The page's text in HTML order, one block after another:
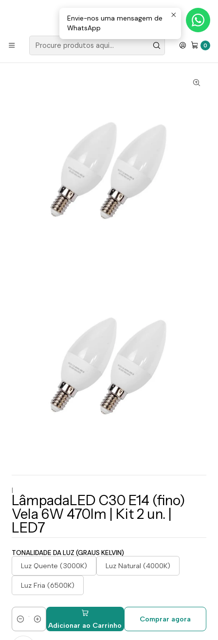
0
Loja Valongo: 220 150 143 (chamada para a rede fixa nacional) «»
E-mail: geral@movenergy.pt
Início
LâmpadaLED C30 E14 (fino) Vela 6W 470lm | Kit 2 un. | LED7
|
LâmpadaLED C30 E14 (fino)
Vela 6W 470lm | Kit 2 un. |
LED7
TONALIDADE DA LUZ (GRAUS KELVIN)
Luz Quente (3000K) Luz Natural (4000K)
Luz Fria (6500K)
QuantidadeAdicionar ao Carrinho
Comprar agora
Envie-nos uma mensagem de
WhatsApp